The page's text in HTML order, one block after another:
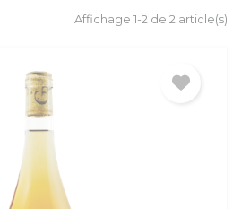
Affichage 1-2 de 2 article(s)